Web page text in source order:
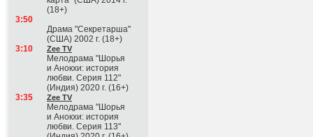
(18+)
3:50
Драма "Секретарша"
(США) 2002 г. (18+)
3:10
Zee TV
Мелодрама "Шорья
и Анокхи: история
любви. Серия 112"
(Индия) 2020 г. (16+)
3:35
Zee TV
Мелодрама "Шорья
и Анокхи: история
любви. Серия 113"